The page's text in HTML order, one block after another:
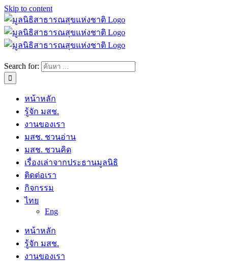
Skip to content
Search for:
หน้าหลัก
รู้จัก มสช.
งานของเรา
มสช. ชวนอ่าน
มสช. ชวนคิด
เรื่องเล่าจากประธานมูลนิธิ
ติดต่อเรา
กิจกรรม
ไทย
Eng
หน้าหลัก
รู้จัก มสช.
งานของเรา